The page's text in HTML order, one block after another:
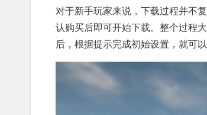
对于新手玩家来说，下载过程并不
认购买后即可开始下载。整个过程
后，根据提示完成初始设置，就可以